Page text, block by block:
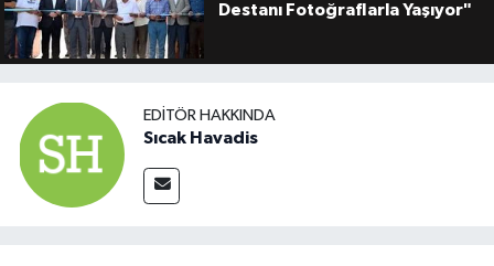
Destanı Fotoğraflarla Yaşıyor"
EDITÖR HAKKINDA
Sıcak Havadis